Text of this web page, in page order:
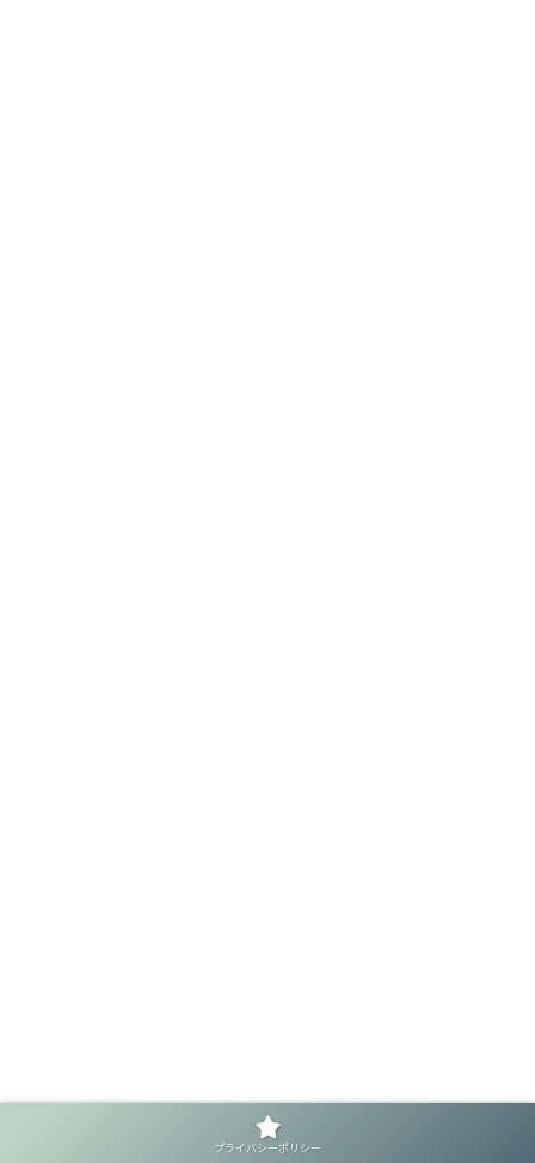
プライバシーポリシー